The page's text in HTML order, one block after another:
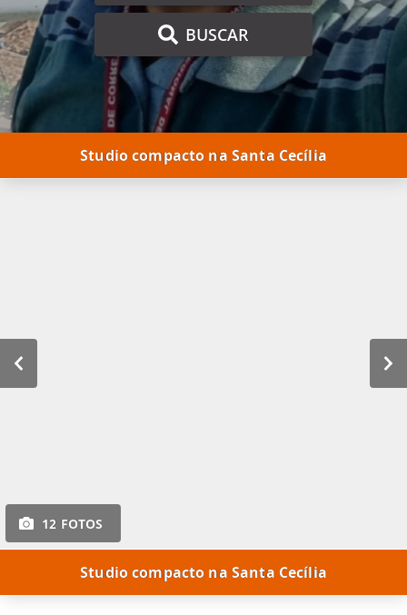
BUSCAR
Studio compacto na Santa Cecília
12 FOTOS
Studio compacto na Santa Cecília